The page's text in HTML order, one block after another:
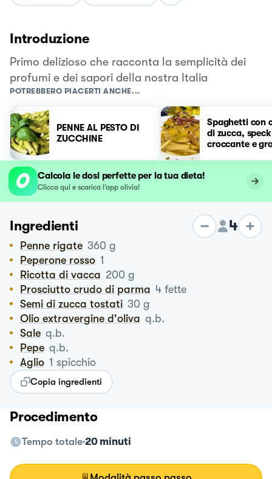
Introduzione
Primo delizioso che racconta la semplicità dei
profumi e dei sapori della nostra Italia
POTREBBERO PIACERTI ANCHE...
PENNE AL PESTO DI
ZUCCHINE
Spaghetti con
di zucca, speck
croccante e
Calcola le dosi perfette per la tua dieta!
Clicca qui e scarica l’app olivia!
Ingredienti 4
Penne rigate 360 g
Peperone rosso 1
Ricotta di vacca 200 g
Prosciutto crudo di parma 4 fette
Semi di zucca tostati 30 g
Olio extravergine d'oliva q.b.
Sale q.b.
Pepe q.b.
Aglio 1 spicchio
Copia ingredienti
Procedimento
Tempo totale 20 minuti